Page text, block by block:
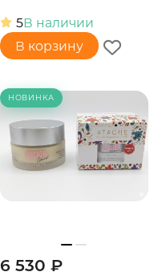
5В наличии
В корзину
НОВИНКА
6 530 ₽